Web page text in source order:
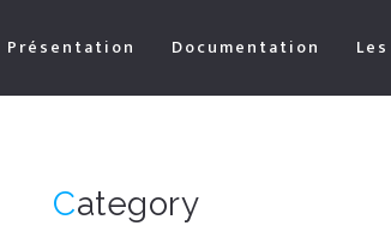
Présentation Documentation
Category